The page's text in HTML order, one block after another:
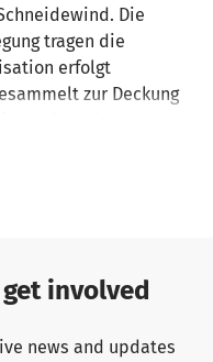
Die
tragen die
erfolgt
zur Deckung
Ausstattungskosten.
involved
news and updates